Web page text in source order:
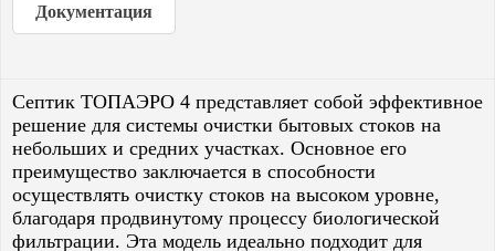
Документация
Септик TOПАЭРО 4 представляет собой эффективное
решение для системы очистки бытовых стоков на
небольших и средних участках. Основное его
преимущество заключается в способности
осуществлять очистку стоков на высоком уровне,
благодаря продвинутому процессу биологической
фильтрации. Эта модель идеально подходит для